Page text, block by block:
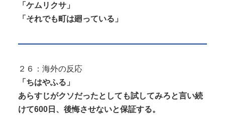
「ケムリクサ」
「それでも町は廻っている」
２６：海外の反応
「ちはやふる」
あらすじがクソだったとしても試してみろと言い続
けて600日、後悔させないと保証する。